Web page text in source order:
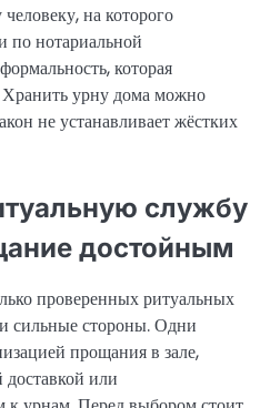
на которого
нотариальной
которая
урну дома можно
не устанавливает жёстких
службу
достойным
проверенных ритуальных
сильные стороны. Одни
прощания в зале,
или